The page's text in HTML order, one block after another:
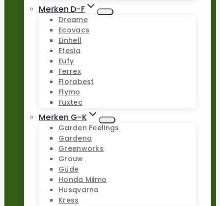
Merken D-F
Dreame
Ecovacs
Einhell
Etesia
Eufy
Ferrex
Florabest
Flymo
Fuxtec
Merken G-K
Garden Feelings
Gardena
Greenworks
Grouw
Güde
Honda Miimo
Husqvarna
Kress